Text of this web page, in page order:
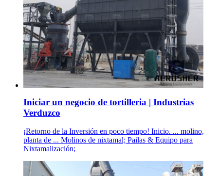
Iniciar un negocio de tortilleria | Industrias
Verduzco
¡Retorno de la Inversión en poco tiempo! Inicio. ... molino,
planta de ... Molinos de nixtamal; Pailas & Equipo para
Nixtamalización;